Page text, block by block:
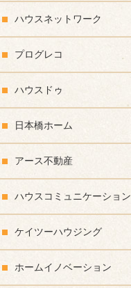
ハウスネットワーク
プログレコ
ハウスドゥ
日本橋ホーム
アース不動産
ハウスコミュニケーション
ケイツーハウジング
ホームイノベーション